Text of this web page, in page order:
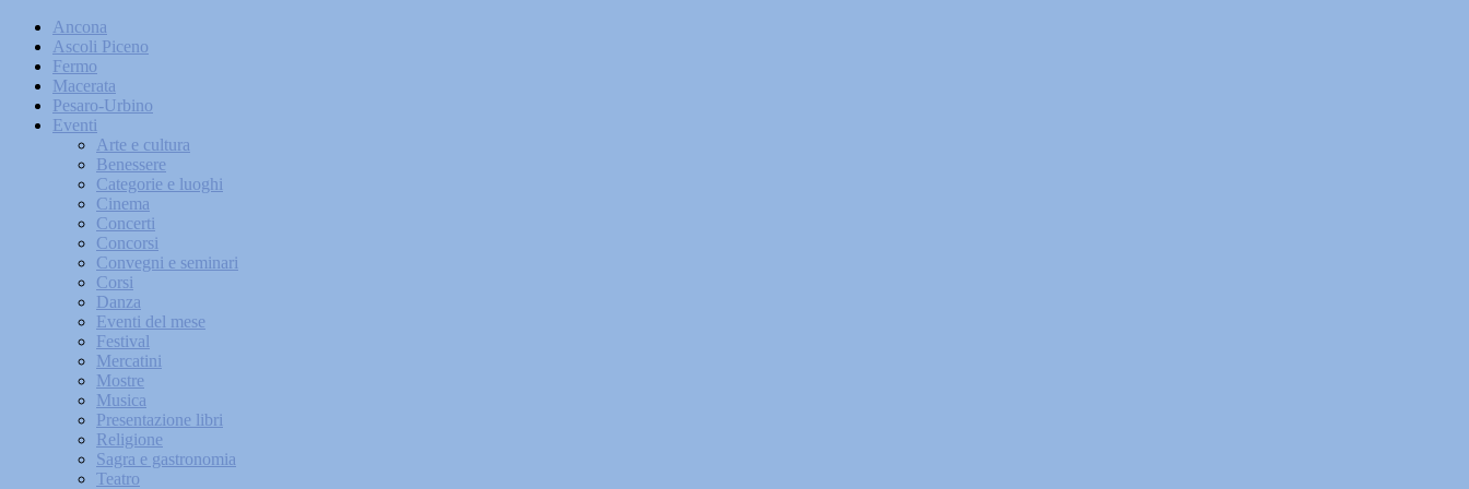
Ancona
Ascoli Piceno
Fermo
Macerata
Pesaro-Urbino
Eventi
Arte e cultura
Benessere
Categorie e luoghi
Cinema
Concerti
Concorsi
Convegni e seminari
Corsi
Danza
Eventi del mese
Festival
Mercatini
Mostre
Musica
Presentazione libri
Religione
Sagra e gastronomia
Teatro